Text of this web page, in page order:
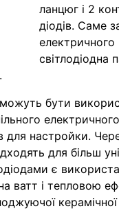
ланцюг і 2
діодів. Саме
електричного
світлодіодна
можуть бути
настройки.
для більш
є
ватт і тепловою
керамічної